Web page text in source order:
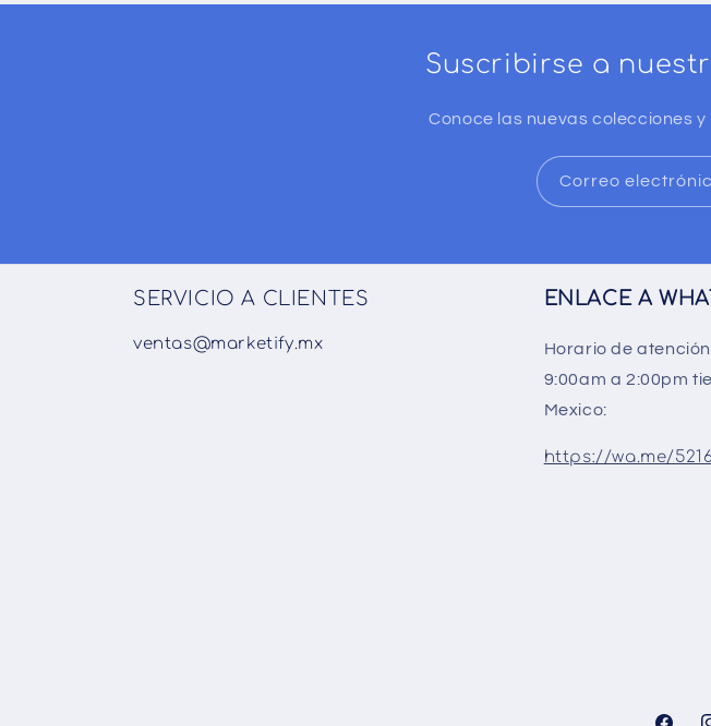
Suscribirse a
Conoce las nuevas colecciones
Correo
SERVICIO A CLIENTES
ventas@marketify.mx
ENLACE A
Horario de
9:00am a 2:00pm
Mexico:
https://wa.me/